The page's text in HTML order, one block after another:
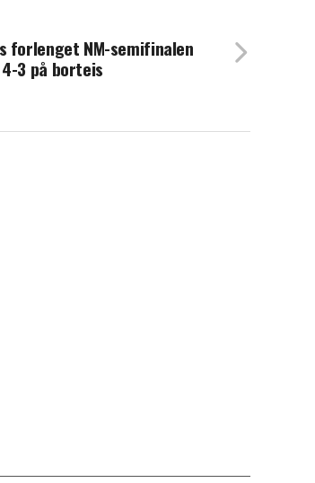
forlenget NM-semifinalen
3 på borteis